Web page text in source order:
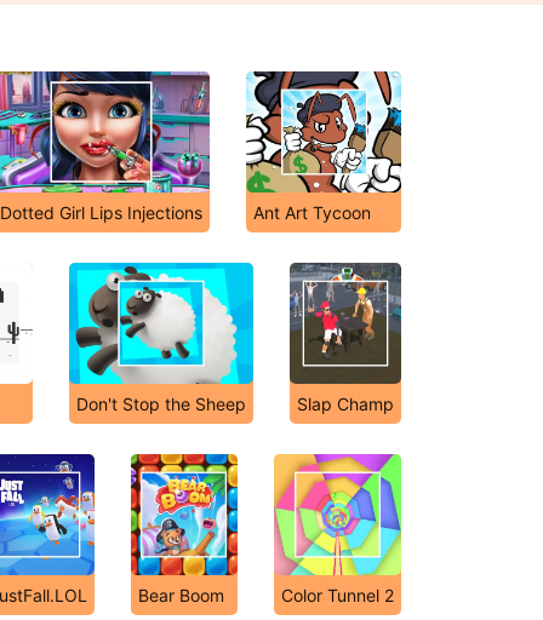
Dotted Girl Lips Injections Ant Art Tycoon
Don't Stop the Sheep Slap Champ
Bear Boom Color Tunnel 2